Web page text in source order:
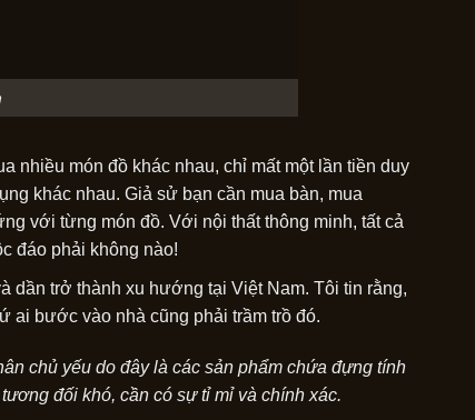
nhiều món đồ khác nhau, chỉ mất một lần tiền duy
khác nhau. Giả sử bạn cần mua bàn, mua
với từng món đồ. Với nội thất thông minh, tất cả
đáo phải không nào!
dần trở thành xu hướng tại Việt Nam. Tôi tin rằng,
ai bước vào nhà cũng phải trầm trồ đó.
chủ yếu do đây là các sản phẩm chứa đựng tính
đối khó, cần có sự tỉ mỉ và chính xác.